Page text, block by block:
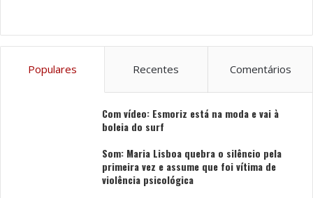
Populares Recentes Comentários
Com vídeo: Esmoriz está na moda e vai à
boleia do surf
Som: Maria Lisboa quebra o silêncio pela
primeira vez e assume que foi vítima de
violência psicológica